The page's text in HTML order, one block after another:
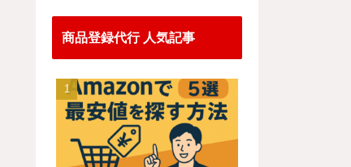
商品登録代行 人気記事